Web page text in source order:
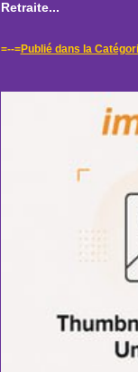
Retraite...
=--=Publié dans la